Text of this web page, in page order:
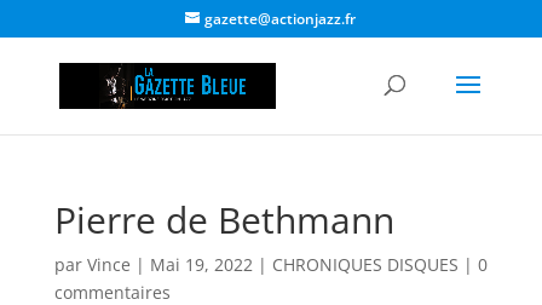
gazette@actionjazz.fr
Pierre de Bethmann
par Vince | Mai 19, 2022| CHRONIQUES DISQUES | 0
commentaires